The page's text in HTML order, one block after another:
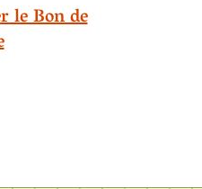
le Bon de